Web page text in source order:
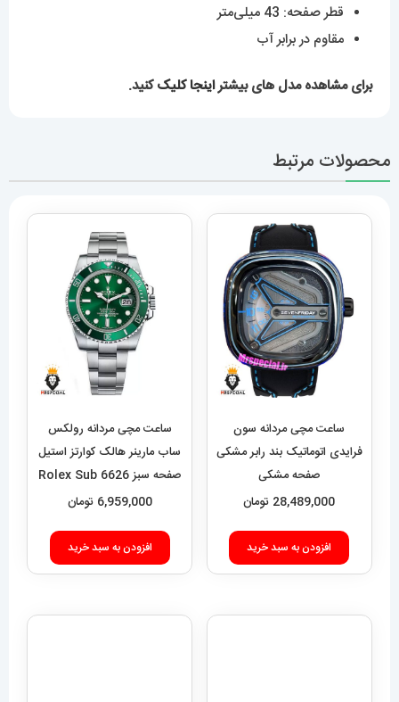
قطر صفحه: 43 میلی‌متر
مقاوم در برابر آب
برای مشاهده مدل های بیشتراینجا کلیککنید.
محصولات مرتبط
ساعت مچی مردانه سون
فرایدی اتوماتیک بند رابر مشکی
صفحه مشکی
SEVENFRIDAY 021408
28,489,000 تومان
افزودن به سبد خرید
ساعت مچی مردانه رولکس
ساب مارینر هالک کوارتز استیل
صفحه سبز 6626 Rolex Sub
mariner hulk
6,959,000 تومان
افزودن به سبد خرید